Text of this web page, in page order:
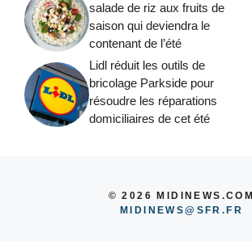
salade de riz aux fruits de
saison qui deviendra le
contenant de l’été
Lidl réduit les outils de
bricolage Parkside pour
résoudre les réparations
domiciliaires de cet été
© 2026 MIDINEWS.COM
MIDINEWS@SFR.FR